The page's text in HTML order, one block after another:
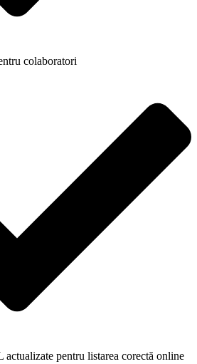
colaboratori
pentru listarea corectă online